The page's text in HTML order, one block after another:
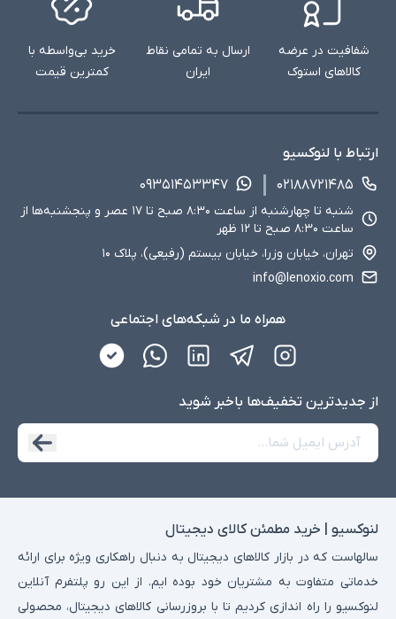
شفافیت در عرضه
کالاهای استوک
ارسال به تمامی نقاط
ایران
خرید بی‌واسطه با
کمترین قیمت
ارتباط با لنوکسیو
۰۲۱۸۸۷۲۱۴۸۵
۰۹۳۵۱۴۵۳۳۴۷
شنبه تا چهارشنبه از ساعت ۸:۳۰ صبح تا ۱۷ عصر و پنجشنبه‌ها از
ساعت ۸:۳۰ صبح تا ۱۲ ظهر
تهران، خیابان وزرا، خیابان بیستم (رفیعی)، پلاک ۱۰
info@lenoxio.com
همراه ما در شبکه‌های اجتماعی
از جدید‌ترین تخفیف‌ها با‌خبر شوید
لنوکسیو | خرید مطمئن کالای دیجیتال
سالهاست که در بازار کالاهای دیجیتال به دنبال راهکاری ویژه برای ارائه
خدماتی متفاوت به مشتریان خود بوده ایم. از این رو پلتفرم آنلاین
لنوکسیو را راه اندازی کردیم تا با بروزرسانی کالاهای دیجیتال، محصولی